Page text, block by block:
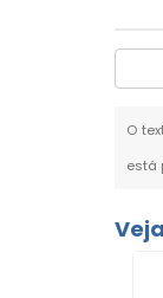
O
está